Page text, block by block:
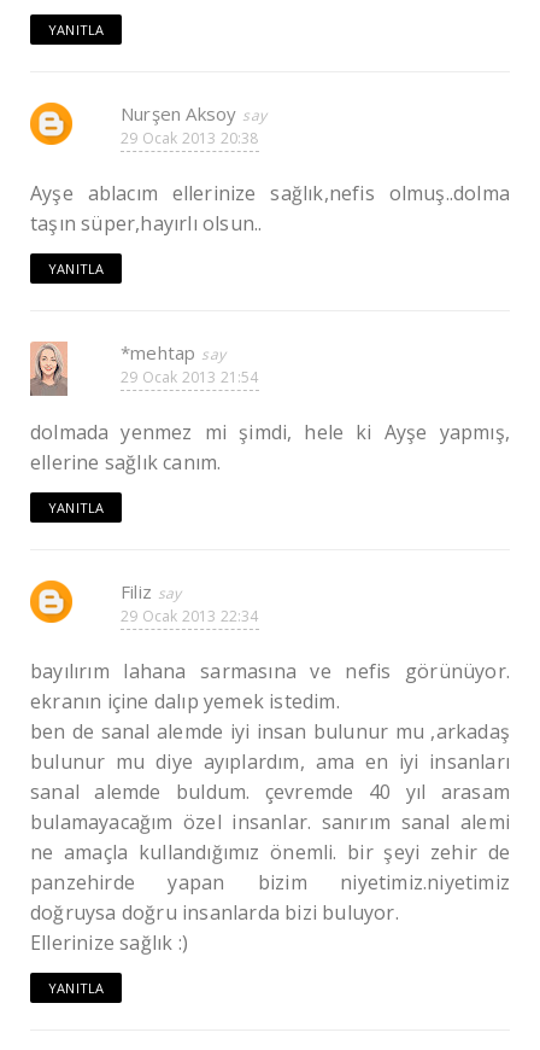
YANITLA
Nurşen Aksoy
29 Ocak 2013 20:38
Ayşe ablacım ellerinize sağlık,nefis olmuş..dolma
taşın süper,hayırlı olsun..
YANITLA
*mehtap
29 Ocak 2013 21:54
dolmada yenmez mi şimdi, hele ki Ayşe yapmış,
ellerine sağlık canım.
YANITLA
Filiz
29 Ocak 2013 22:34
bayılırım lahana sarmasına ve nefis görünüyor.
ekranın içine dalıp yemek istedim.
ben de sanal alemde iyi insan bulunur mu ,arkadaş
bulunur mu diye ayıplardım, ama en iyi insanları
sanal alemde buldum. çevremde 40 yıl arasam
bulamayacağım özel insanlar. sanırım sanal alemi
ne amaçla kullandığımız önemli. bir şeyi zehir de
panzehirde yapan bizim niyetimiz.niyetimiz
doğruysa doğru insanlarda bizi buluyor.
Ellerinize sağlık :)
YANITLA